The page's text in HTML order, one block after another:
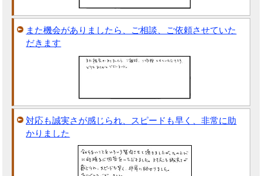
また機会がありましたら、ご相談、ご依頼させていた
だきます
対応も誠実さが感じられ、スピードも早く、非常に助
かりました